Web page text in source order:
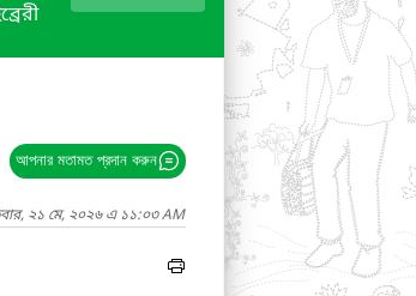
আপনার মতামত প্রদান করুন
২১ মে, ২০২৬ এ ১১:০৩ AM